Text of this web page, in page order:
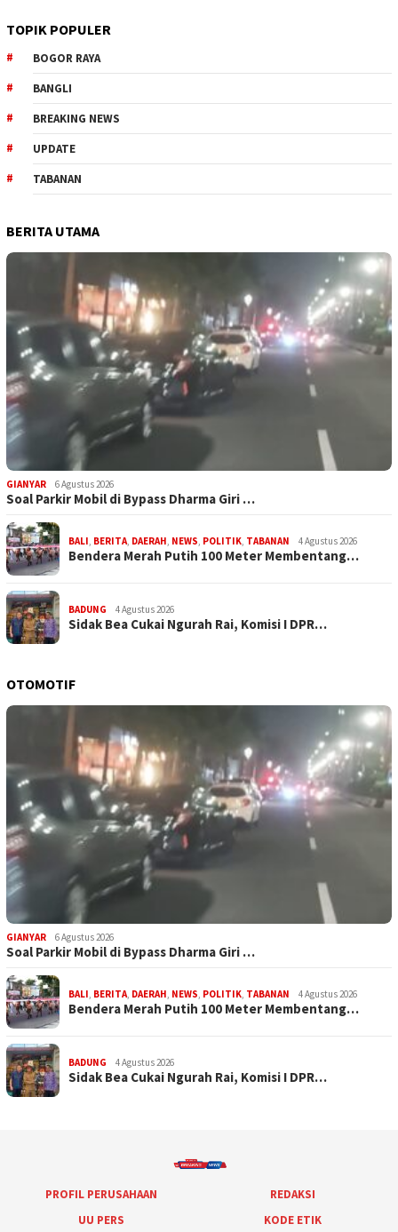
TOPIK POPULER
BOGOR RAYA
BANGLI
BREAKING NEWS
UPDATE
TABANAN
BERITA UTAMA
GIANYAR 6 Agustus 2026
Soal Parkir Mobil di Bypass Dharma Giri …
BALI, BERITA, DAERAH, NEWS, POLITIK, TABANAN 4 Agustus 2026
Bendera Merah Putih 100 Meter Membentang…
BADUNG 4 Agustus 2026
Sidak Bea Cukai Ngurah Rai, Komisi I DPR…
OTOMOTIF
GIANYAR 6 Agustus 2026
Soal Parkir Mobil di Bypass Dharma Giri …
BALI, BERITA, DAERAH, NEWS, POLITIK, TABANAN 4 Agustus 2026
Bendera Merah Putih 100 Meter Membentang…
BADUNG 4 Agustus 2026
Sidak Bea Cukai Ngurah Rai, Komisi I DPR…
PROFIL PERUSAHAAN
REDAKSI
UU PERS
KODE ETIK